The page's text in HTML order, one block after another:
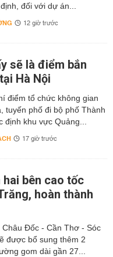
đối với dự án...
12 giờ trước
sẽ là điểm bắn
Hà Nội
điểm tổ chức không gian
tuyến phố đi bộ phố Thành
định khu vực Quảng...
17 giờ trước
bên cao tốc
hoàn thành
Châu Đốc - Cần Thơ - Sóc
được bổ sung thêm 2
gom dài gần 27...